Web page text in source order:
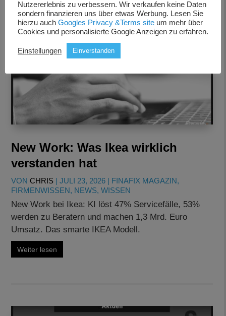
New Work: Was Ikea wirklich
verstanden hat
VONCHRIS |JULI 23, 2026 | FINAFIX MAGAZIN,
FIRMENWISSEN, NEWS,WISSEN
New Work bei Ikea: KI löst 47% Servicefälle, 53%
werden zu Beratern und machen 1,3 Mrd. Euro
Umsatz. Das smarte IKEA Modell.
Weiter lesen
Nutzererlebnis zu verbessern. Wir verkaufen keine Daten
sondern finanzieren uns über etwas Werbung. Lesen Sie
hierzu auch Googles Privacy &Terms site um mehr über
Cookies und personalisierte Google Anzeigen zu erfahren.
Einstellungen Einverstanden